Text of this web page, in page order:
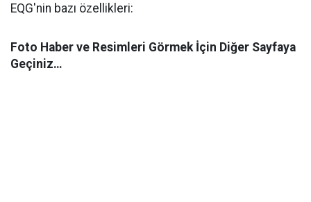
EQG'nin bazı özellikleri:
Foto Haber ve Resimleri Görmek İçin Diğer Sayfaya
Geçiniz…